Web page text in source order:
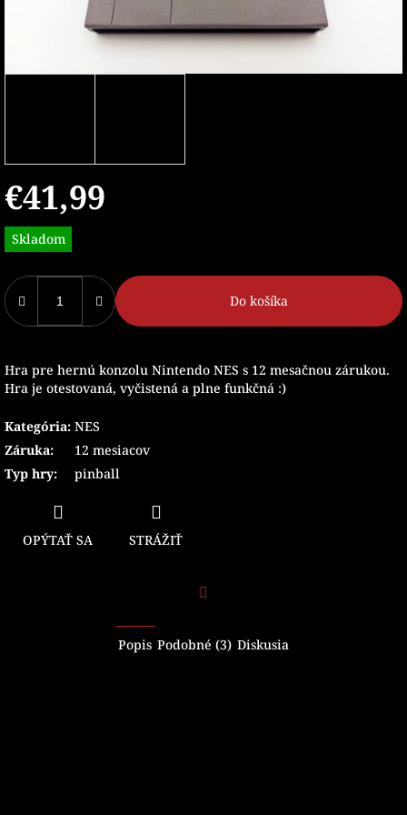
€41,99
Jednotková
cena:
Skladom
Do košíka
Hra pre hernú konzolu Nintendo NES s 12 mesačnou zárukou.
Hra je otestovaná, vyčistená a plne funkčná :)
Kategória: NES
Záruka:
12 mesiacov
Typ hry: pinball
OPÝTAŤ SA STRÁŽIŤ
Popis Podobné (3) Diskusia